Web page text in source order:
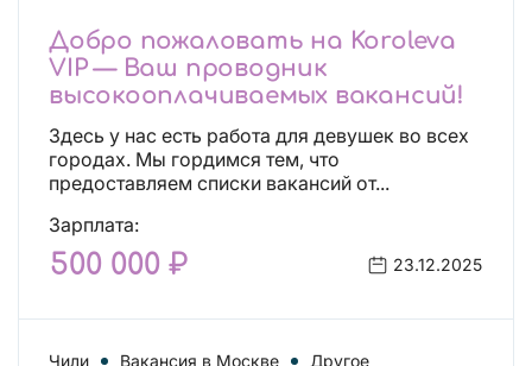
Добро пожаловать на Koroleva
VIP — Ваш проводник
высокооплачиваемых вакансий!
Здесь у нас есть работа для девушек во всех
городах. Мы гордимся тем, что
предоставляем списки вакансий от...
Зарплата:
500 000 ₽ 23.12.2025
Чили Вакансия в Москве Другое